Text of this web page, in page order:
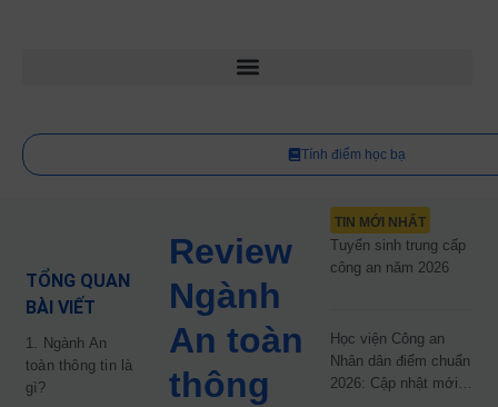
Tính điểm học bạ
TỔNG QUAN
BÀI VIẾT
1. Ngành An
toàn thông tin là
gì?
Review
Ngành
An toàn
thông
TIN MỚI NHẤT
Tuyển sinh trung cấp
công an năm 2026
Học viện Công an
Nhân dân điểm chuẩn
2026: Cập nhật mới